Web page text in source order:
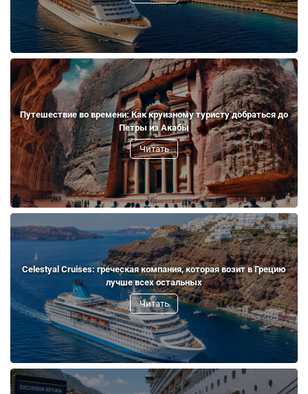
Путешествие во времени: Как круизному туристу добраться до
Петры из Акабы
Читать
Celestyal Cruises: греческая компания, которая возит в Грецию
лучше всех остальных
Читать